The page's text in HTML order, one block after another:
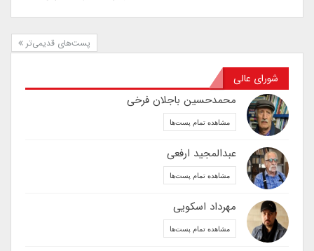
پست‌های قدیمی‌تر
شورای عالی
محمدحسین باجلان فرخی
مشاهده تمام پست‌ها
عبدالمجید ارفعی
مشاهده تمام پست‌ها
مهرداد اسکویی
مشاهده تمام پست‌ها